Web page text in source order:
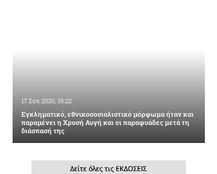
17 Σεπ 2020, 19:22
Εγκληματικό, εθνικοσοσιαλιστικό μόρφωμα ήταν και
παραμένει η Χρυσή Αυγή και οι παραφυάδες μετά τη
διάσπασή της
Δείτε όλες τις ΕΚΔΟΣΕΙΣ